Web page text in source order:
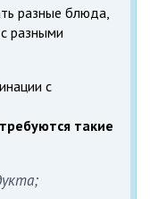
разные блюда,
разными
с
такие